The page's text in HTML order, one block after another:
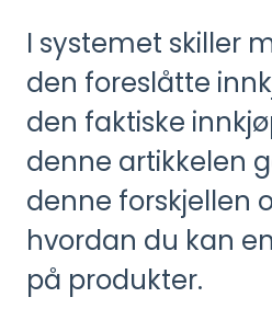
I systemet skiller
den foreslåtte
den faktiske
denne artikkelen
denne forskjellen
hvordan du kan
på produkter.